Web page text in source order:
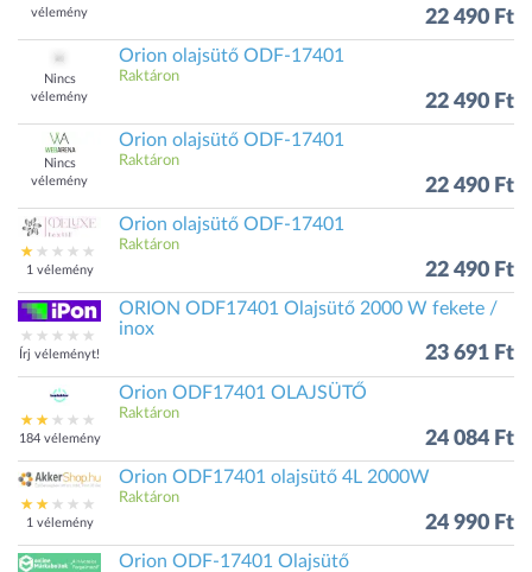
vélemény
22 490 Ft
Nincs
vélemény
Orion olajsütő ODF-17401
Raktáron
22 490 Ft
Nincs
vélemény
Orion olajsütő ODF-17401
Raktáron
22 490 Ft
1 vélemény
Orion olajsütő ODF-17401
Raktáron
22 490 Ft
Írj véleményt!
ORION ODF17401 Olajsütő 2000 W fekete /
inox
23 691 Ft
184 vélemény
Orion ODF17401 OLAJSÜTŐ
Raktáron
24 084 Ft
1 vélemény
Orion ODF17401 olajsütő 4L 2000W
Raktáron
24 990 Ft
Orion ODF-17401 Olajsütő